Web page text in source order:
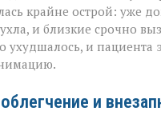
крайне острой: уже
и близкие срочно
ухудшалось, и пациента
и